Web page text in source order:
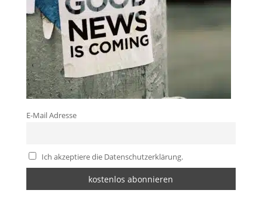
E-Mail Adresse
Ich akzeptiere die Datenschutzerklärung.